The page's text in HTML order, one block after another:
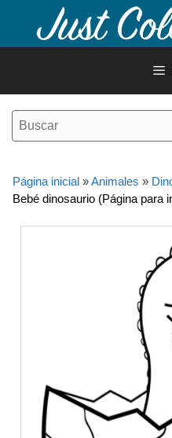
contenido
Página inicial »Animales »
Bebé dinosaurio (Página para